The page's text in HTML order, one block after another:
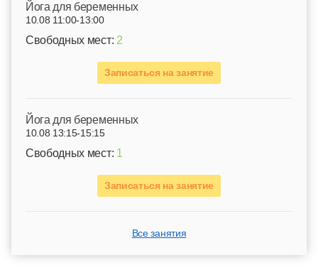
Йога для беременных
10.08 11:00-13:00
Свободных мест: 2
Записаться на занятие
Йога для беременных
10.08 13:15-15:15
Свободных мест: 1
Записаться на занятие
Все занятия